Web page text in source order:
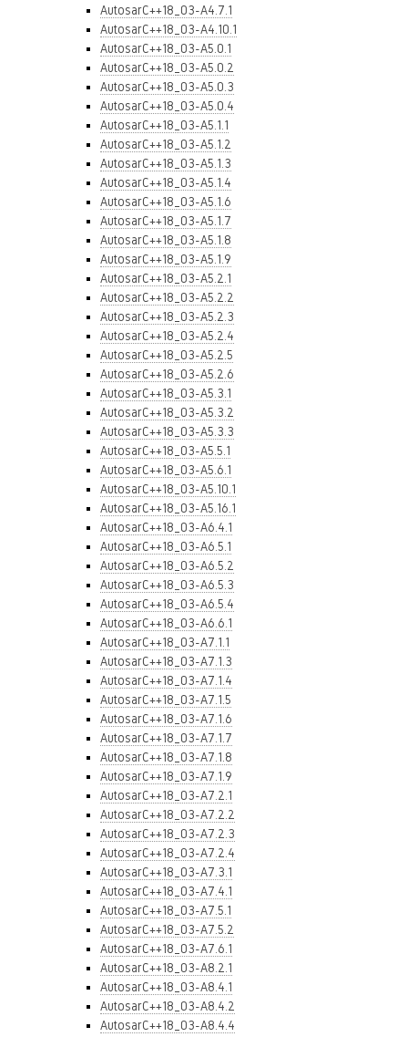
AutosarC++18_03-A4.7.1
AutosarC++18_03-A4.10.1
AutosarC++18_03-A5.0.1
AutosarC++18_03-A5.0.2
AutosarC++18_03-A5.0.3
AutosarC++18_03-A5.0.4
AutosarC++18_03-A5.1.1
AutosarC++18_03-A5.1.2
AutosarC++18_03-A5.1.3
AutosarC++18_03-A5.1.4
AutosarC++18_03-A5.1.6
AutosarC++18_03-A5.1.7
AutosarC++18_03-A5.1.8
AutosarC++18_03-A5.1.9
AutosarC++18_03-A5.2.1
AutosarC++18_03-A5.2.2
AutosarC++18_03-A5.2.3
AutosarC++18_03-A5.2.4
AutosarC++18_03-A5.2.5
AutosarC++18_03-A5.2.6
AutosarC++18_03-A5.3.1
AutosarC++18_03-A5.3.2
AutosarC++18_03-A5.3.3
AutosarC++18_03-A5.5.1
AutosarC++18_03-A5.6.1
AutosarC++18_03-A5.10.1
AutosarC++18_03-A5.16.1
AutosarC++18_03-A6.4.1
AutosarC++18_03-A6.5.1
AutosarC++18_03-A6.5.2
AutosarC++18_03-A6.5.3
AutosarC++18_03-A6.5.4
AutosarC++18_03-A6.6.1
AutosarC++18_03-A7.1.1
AutosarC++18_03-A7.1.3
AutosarC++18_03-A7.1.4
AutosarC++18_03-A7.1.5
AutosarC++18_03-A7.1.6
AutosarC++18_03-A7.1.7
AutosarC++18_03-A7.1.8
AutosarC++18_03-A7.1.9
AutosarC++18_03-A7.2.1
AutosarC++18_03-A7.2.2
AutosarC++18_03-A7.2.3
AutosarC++18_03-A7.2.4
AutosarC++18_03-A7.3.1
AutosarC++18_03-A7.4.1
AutosarC++18_03-A7.5.1
AutosarC++18_03-A7.5.2
AutosarC++18_03-A7.6.1
AutosarC++18_03-A8.2.1
AutosarC++18_03-A8.4.1
AutosarC++18_03-A8.4.2
AutosarC++18_03-A8.4.4